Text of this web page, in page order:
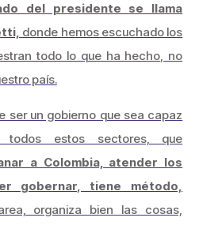
del presidente se llama
donde hemos escuchado los
todo lo que ha hecho, no
país.
ser un gobierno que sea capaz
estos sectores, que
a Colombia, atender los
gobernar, tiene método,
organiza bien las cosas,